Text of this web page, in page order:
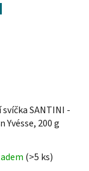
svíčka SANTINI -
Yvésse, 200 g
hodnocení
(>5 ks)